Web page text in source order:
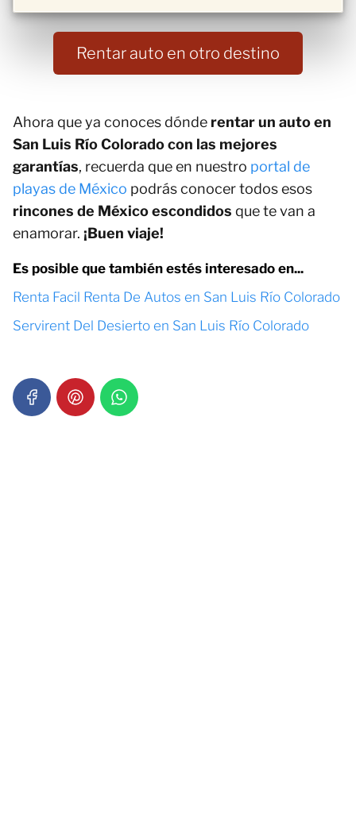
Rentar auto en otro destino
Ahora que ya conoces dónde rentar un auto en
San Luis Río Colorado con las mejores
garantías, recuerda que en nuestro portal de
playas de México podrás conocer todos esos
rincones de México escondidos que te van a
enamorar. ¡Buen viaje!
Es posible que también estés interesado en...
Renta Facil Renta De Autos en San Luis Río Colorado
Servirent Del Desierto en San Luis Río Colorado